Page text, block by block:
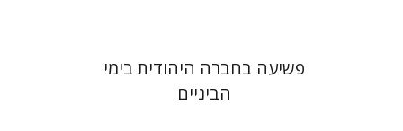
פשיעה בחברה היהודית בימי
הביניים